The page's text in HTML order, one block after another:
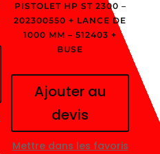
PISTOLET HP ST 2300 –
202300550 + LANCE DE
1000 MM – 512403 +
BUSE
Ajouter au
devis
Mettre dans les favoris